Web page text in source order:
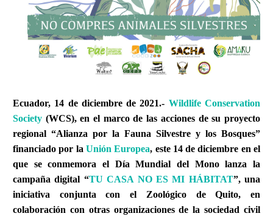
Ecuador, 14 de diciembre de 2021.- Wildlife Conservation
Society (WCS), en el marco de las acciones de su proyecto
regional “Alianza por la Fauna Silvestre y los Bosques”
financiado por la Unión Europea, este 14 de diciembre en el
que se conmemora el Día Mundial del Mono lanza la
campaña digital “TU CASA NO ES MI HÁBITAT”, una
iniciativa conjunta con el Zoológico de Quito, en
colaboración con otras organizaciones de la sociedad civil